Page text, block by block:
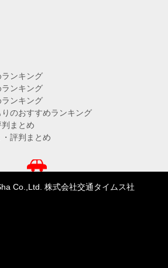
ンキング
ンキング
ンキング
のおすすめランキング
まとめ
評判まとめ
Co.,Ltd. 株式会社交通タイムス社